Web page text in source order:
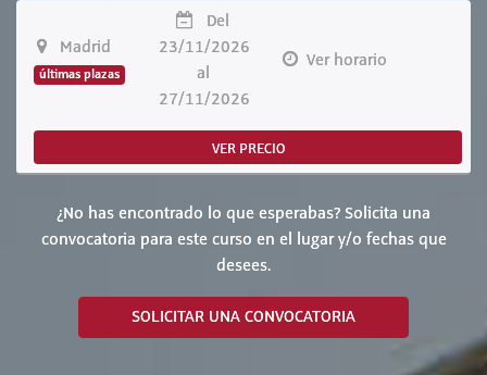
Madrid
últimas plazas
Del
23/11/2026
al
27/11/2026
Ver horario
VER PRECIO
¿No has encontrado lo que esperabas? Solicita una
convocatoria para este curso en el lugar y/o fechas que
desees.
SOLICITAR UNA CONVOCATORIA